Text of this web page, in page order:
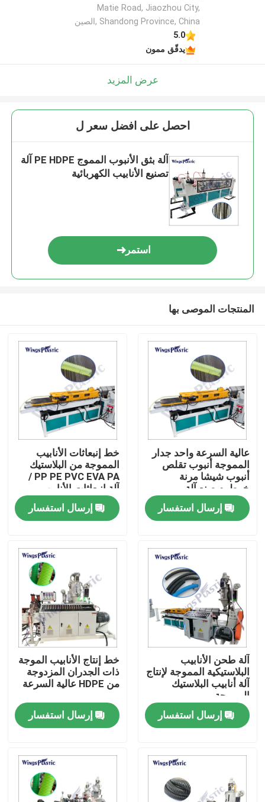
بيت
منتجات
جولة في المعمل
رقابة جودة
اتصل بنا
آلة بثق الأنابيب البلاستيكية
خط بثق الأنبوب البلاستيكي
آلة بثق الأنبوب البلاستيكي
HDPE آلة بثق الأنابيب
Matie Road, Jiaozhou City,
Shandong Province, China ,الصين
5.0
يدقّق ممون
عرض المزيد
احصل على افضل سعر ل
آلة بثق الأنبوب المموج PE HDPE آلة
تصنيع الأنابيب الكهربائية
استمر
المنتجات الموصى بها
عالية السرعة واحد جدار
المموجة أنبوب تقلص
أنبوب شيشا مرنة
خرطوم صنع آلة
إرسال استفسار
خط إنبعاثات الأنابيب
المموجة من البلاستيك
PP PE PVC EVA PA /
آلة إنبعاثات الأنابيب
المموجة من البلاستيك
إرسال استفسار
آلة طحن الأنابيب
البلاستيكية المموجة لإنتاج
آلة أنابيب البلاستيك
المموجة
إرسال استفسار
خط إنتاج الأنابيب الموجة
ذات الجدران المزدوجة
من HDPE عالية السرعة
إرسال استفسار